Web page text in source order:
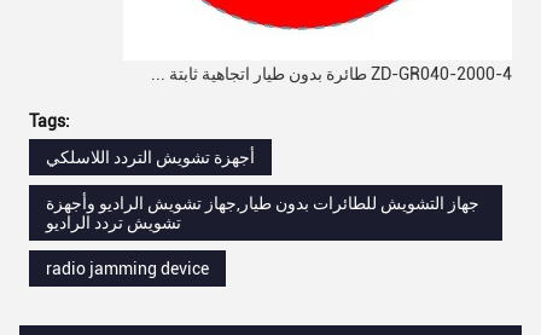
ZD-GR040-2000-4 طائرة بدون طيار اتجاهية ثابتة ...
Tags:
أجهزة تشويش التردد اللاسلكي
جهاز التشويش للطائرات بدون طيار,جهاز تشويش الراديو وأجهزة
تشويش تردد الراديو
radio jamming device